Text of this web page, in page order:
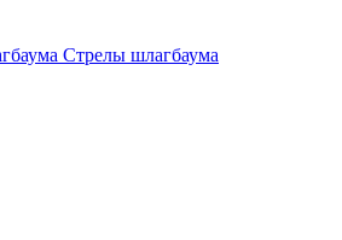
Стрелы шлагбаума